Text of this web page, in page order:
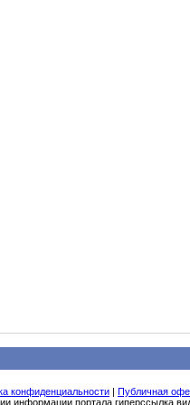
конфиденциальности | Публичная
информации портала гиперссылка